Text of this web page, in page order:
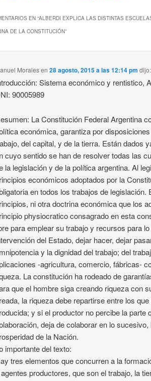
EN “ALBERDI EXPLICA LAS DISTINTAS
DE LA CONSTITUCIÓN”
Moralesen28 agosto, 2015 a las 12:14 pm dijo:
Sistema económico y rentistico,
90005989
La Constitución Federal Argentina
económica, garantiza por
del capital, y de la tierra. Están dados
cuyo sentido se han de resolver todas las
la legislación y de la política argentina. Al
económicos adoptados por la
en todos los trabajos de legislación.
ni otra doctrina económica que los
physiocratico consagrado en esta
para emplear su trabajo y recursos para
del Estado, dejar hacer, dejar
y la dignidad del trabajo; del
-agricultura, comercio, fábricas-
La constitución ha rodeado de
que el hombre siga creando riqueza con
la riqueza debe repartirse entre los
y si el productor no percibe la parte
deja de colaborar en lo
de la Nación.
importante del texto:
tres elementos que concurren a la
productores, que son el trabajo, la